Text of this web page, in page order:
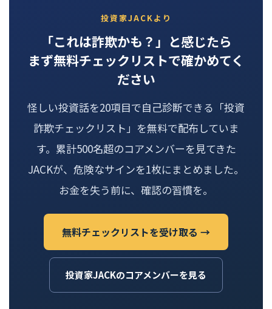
投資家JACKより
「これは詐欺かも？」と感じたら
まず無料チェックリストで確かめてく
ださい
怪しい投資話を20項目で自己診断できる「投資
詐欺チェックリスト」を無料で配布していま
す。累計500名超のコアメンバーを見てきた
JACKが、危険なサインを1枚にまとめました。
お金を失う前に、確認の習慣を。
無料チェックリストを受け取る →
投資家JACKのコアメンバーを見る